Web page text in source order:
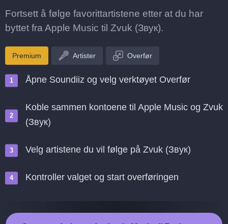
Fortsett å følge favorittartistene etter at du har
byttet fra Apple Music til Zvuk (Звук).
Premium Artister Overfør
Åpne Soundiiz og velg verktøyet Overfør
Koble sammen kontoene til Apple Music og Zvuk
(Звук)
Velg artistene du vil følge på Zvuk (Звук)
Kontroller valget og start overføringen